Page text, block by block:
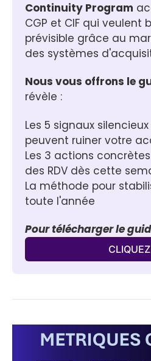
Continuity Program
CGP et CIF qui veulent
prévisible grâce au
des systèmes
Nous vous offrons le
révèle :
Les 5 signaux
peuvent ruiner votre
Les 3 actions
des RDV dès cette
La méthode pour
toute l'année
Pour télécharger le